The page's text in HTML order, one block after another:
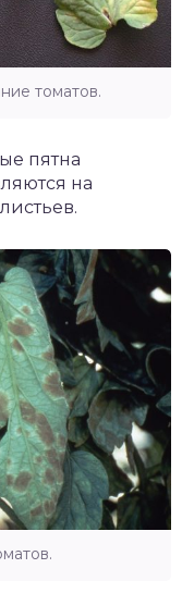
томатов.
пятна
на